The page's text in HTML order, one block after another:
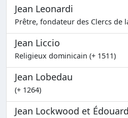
Jean Leonardi
Prêtre, fondateur des Clercs de
Jean Liccio
Religieux dominicain (+ 1511)
Jean Lobedau
(+ 1264)
Jean Lockwood et